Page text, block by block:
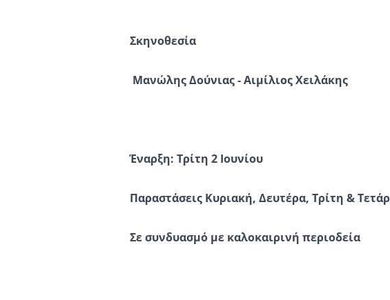
Σκηνοθεσία
ΜανώληςΔούνιας - Αιμίλιος Χειλάκης
Έναρξη: Τρίτη 2Ιουνίου
Παραστάσεις Κυριακή, Δευτέρα, Τρίτη &
Σε συνδυασμό με καλοκαιρινή περιοδεία